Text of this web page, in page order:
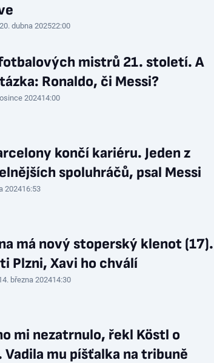
20. dubna 202522:00
mistrů 21. století. A
Ronaldo, či Messi?
202414:00
končí kariéru. Jeden z
spoluhráčů, psal Messi
202416:53
má nový stoperský klenot (17).
Plzni, Xavi ho chválí
března 202414:30
mi nezatrnulo, řekl Köstl o
Vadila mu píšťalka na tribuně